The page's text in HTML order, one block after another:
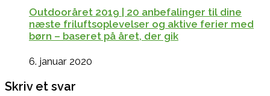
Outdooråret 2019 | 20 anbefalinger til dine
næste friluftsoplevelser og aktive ferier med
børn – baseret på året, der gik
6. januar 2020
Skriv et svar